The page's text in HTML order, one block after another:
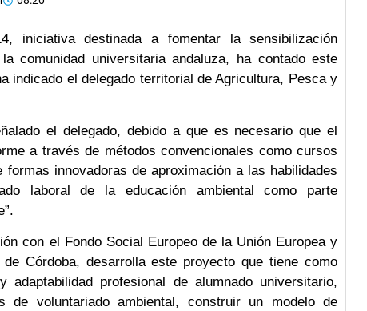
iniciativa destinada a fomentar la sensibilización
comunidad universitaria andaluza, ha contado este
indicado el delegado territorial de Agricultura, Pesca y
el delegado, debido a que es necesario que el
a través de métodos convencionales como cursos
innovadoras de aproximación a las habilidades
laboral de la educación ambiental como parte
con el Fondo Social Europeo de la Unión Europea y
Córdoba, desarrolla este proyecto que tiene como
adaptabilidad profesional de alumnado universitario,
de voluntariado ambiental, construir un modelo de